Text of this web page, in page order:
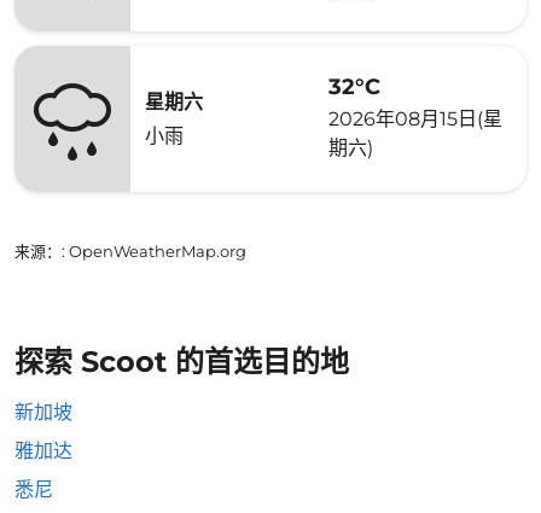
星期六
小雨
32°C
2026年08月15日(星
期六)
来源： : OpenWeatherMap.org
探索 Scoot 的首选目的地
新加坡
雅加达
悉尼